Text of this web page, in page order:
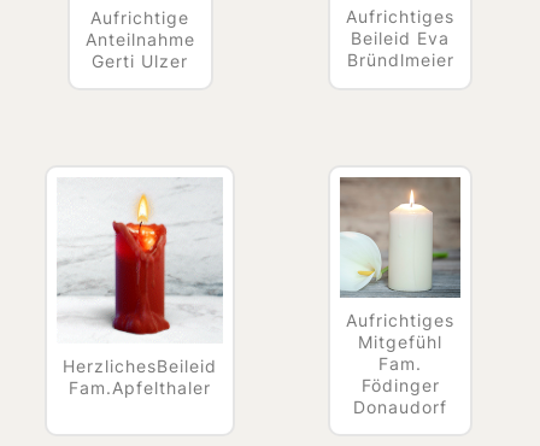
Aufrichtige
Anteilnahme
Gerti Ulzer
Aufrichtiges
Beileid Eva
Bründlmeier
HerzlichesBeileid
Fam.Apfelthaler
Aufrichtiges
Mitgefühl
Fam.
Födinger
Donaudorf